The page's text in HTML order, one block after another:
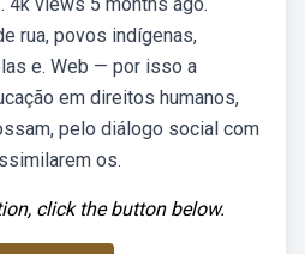
rua, povos indígenas,
e. Web — por isso a
em direitos humanos,
pelo diálogo social com
os.
click the button below.